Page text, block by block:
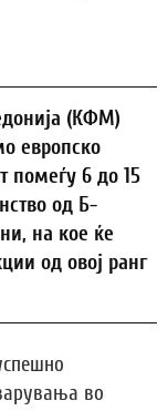
(КФМ)
европско
помеѓу 6 до 15
од Б-
на кое ќе
од овој ранг
во